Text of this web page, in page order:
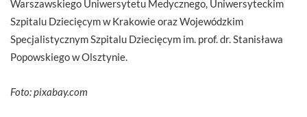
Warszawskiego Uniwersytetu Medycznego, Uniwersyteckim
Szpitalu Dziecięcym w Krakowie oraz Wojewódzkim
Specjalistycznym Szpitalu Dziecięcym im. prof. dr. Stanisława
Popowskiego w Olsztynie.
Foto: pixabay.com